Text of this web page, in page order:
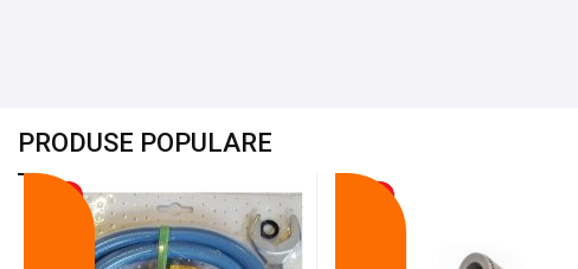
PRODUSE POPULARE